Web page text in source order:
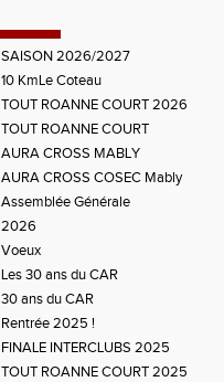
SAISON 2026/2027
10 KmLe Coteau
TOUT ROANNE COURT 2026
TOUT ROANNE COURT
AURA CROSS MABLY
AURA CROSS COSEC Mably
Assemblée Générale
2026
Voeux
Les 30 ans du CAR
30 ans du CAR
Rentrée 2025 !
FINALE INTERCLUBS 2025
TOUT ROANNE COURT 2025